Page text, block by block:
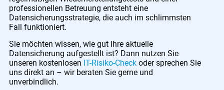
professionellen Betreuung entsteht eine
Datensicherungsstrategie, die auch im schlimmsten
Fall funktioniert.
Sie möchten wissen, wie gut Ihre aktuelle
Datensicherung aufgestellt ist? Dann nutzen Sie
unseren kostenlosen IT-Risiko-Checkoder sprechen Sie
uns direkt an – wir beraten Sie gerne und
unverbindlich.